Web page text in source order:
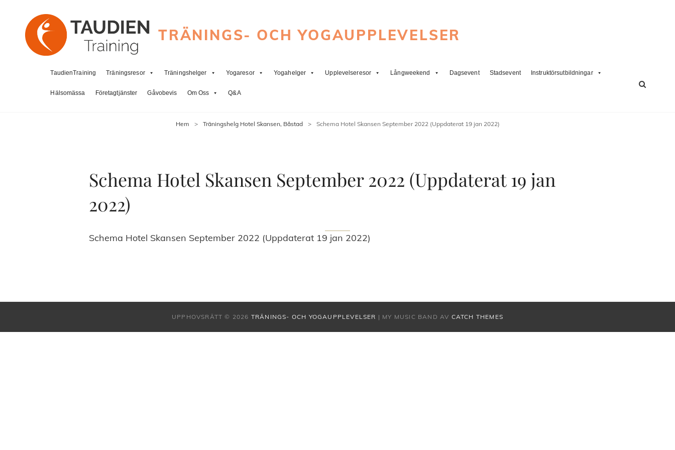
TRÄNINGS- OCH YOGAUPPLEVELSER
TaudienTraining Träningsresor Träningshelger Yogaresor Yogahelger Upplevelseresor Långweekend Dagsevent Stadsevent Instruktörsutbildningar
Hälsomässa Företagtjänster Gåvobevis Om Oss Q&A
Hem > Träningshelg Hotel Skansen, Båstad > Schema Hotel Skansen September 2022 (Uppdaterat 19 jan 2022)
Schema Hotel Skansen September 2022 (Uppdaterat 19 jan
2022)
Schema Hotel Skansen September 2022 (Uppdaterat 19 jan 2022)
UPPHOVSRÄTT © 2026 TRÄNINGS- OCH YOGAUPPLEVELSER | MY MUSIC BAND AV CATCH THEMES